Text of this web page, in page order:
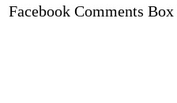
Facebook Comments Box